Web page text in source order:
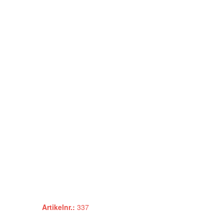
Artikelnr.: 337